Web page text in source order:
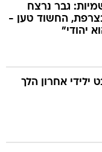
גבר נרצח
החשוד טען -
יהודי"
ילידי אחרון הלך